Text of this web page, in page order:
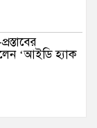
‘আইডি হ্যাক